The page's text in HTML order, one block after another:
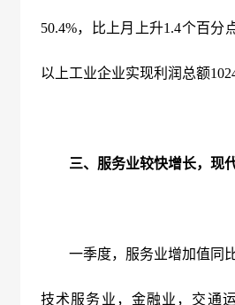
50.4%，比上月上升1.4个百分
以上工业企业实现利润总额
三、服务业较快增长，现
一季度，服务业增加值同
技术服务业，金融业，交通